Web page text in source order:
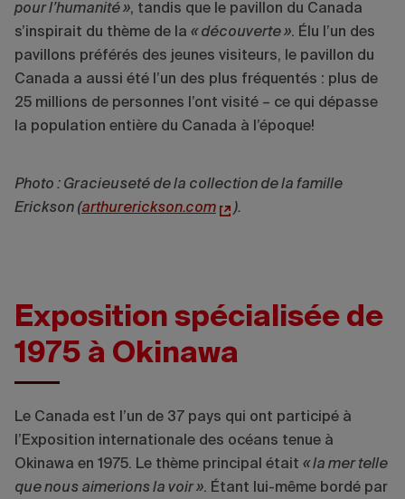
pour l’humanité », tandis que le pavillon du Canada
s’inspirait du thème de la « découverte ». Élu l’un des
pavillons préférés des jeunes visiteurs, le pavillon du
Canada a aussi été l’un des plus fréquentés : plus de
25 millions de personnes l’ont visité – ce qui dépasse
la population entière du Canada à l’époque!
Photo : Gracieuseté de la collection de la famille
Erickson (arthurerickson.com ).
Exposition spécialisée de
1975 à Okinawa
Le Canada est l’un de 37 pays qui ont participé à
l’Exposition internationale des océans tenue à
Okinawa en 1975. Le thème principal était « la mer telle
que nous aimerions la voir ». Étant lui-même bordé par